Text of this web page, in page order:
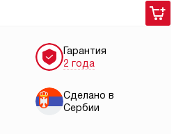
Гарантия
2 года
Сделано в
Сербии